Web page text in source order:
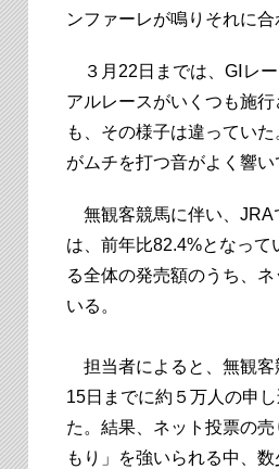
ンファーレが鳴りそれに
３月22日までは、GⅠレ
アルレースがいくつも施
も、その様子は違ってい
がムチを打つ音がよく響い
無観客競馬に伴い、JRA
は、前年比82.4%となっ
る全体の発売額のうち、
いる。
担当者によると、無観客
15日までに約５万人の申
た。結果、ネット投票の
もり」を強いられる中、